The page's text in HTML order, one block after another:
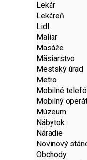
Lekár
Lekáreň
Lidl
Maliar
Masáže
Mäsiarstvo
Mestský úrad
Metro
Mobilné
Mobilný
Múzeum
Nábytok
Náradie
Novinový
Obchody